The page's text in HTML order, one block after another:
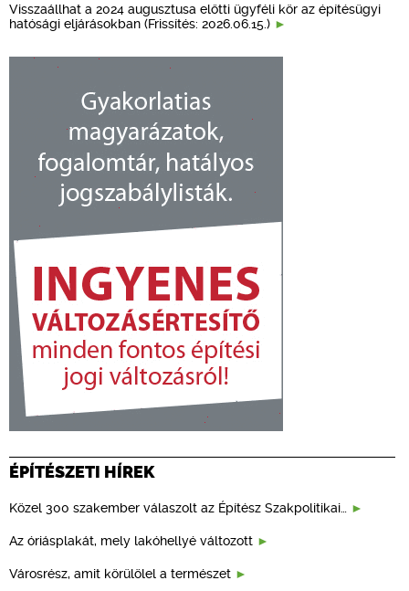
Visszaállhat a 2024 augusztusa előtti ügyféli kör az építésügyi
hatósági eljárásokban (Frissítés: 2026.06.15.)
ÉPÍTÉSZETI HÍREK
Közel 300 szakember válaszolt az Építész Szakpolitikai…
Az óriásplakát, mely lakóhellyé változott
Városrész, amit körülölel a természet